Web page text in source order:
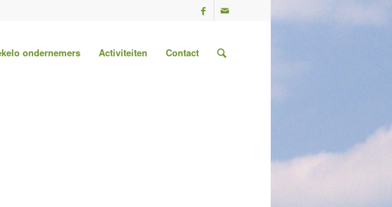
ondernemers Activiteiten Contact